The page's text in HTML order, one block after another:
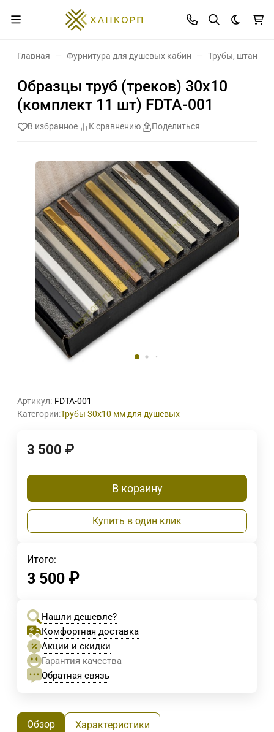
Темная
Главная Фурнитура для душевых кабин Трубы, штанги
Образцы труб (треков) 30х10
(комплект 11 шт) FDTA-001
В избранное К сравнению Поделиться
Артикул: FDTA-001
Категории:Трубы 30х10 мм для душевых
3 500 ₽
В корзину
Купить в один клик
Итого:
3 500 ₽
Нашли дешевле?
Комфортная доставка
Акции и скидки
Гарантия качества
Обратная связь
Обзор Характеристики